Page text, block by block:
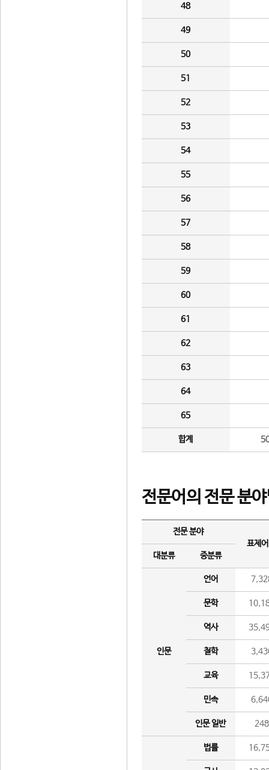
48
49
50
51
52
53
54
55
56
57
58
59
60
61
62
63
64
65
합계
전문어의 전문 분
전문 분야
표제
대분류
중분류
인문
언어
문학
역사
철학
교육
민속
인문 일반 248
법률